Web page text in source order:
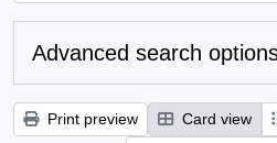
Advanced search
Print preview Card view